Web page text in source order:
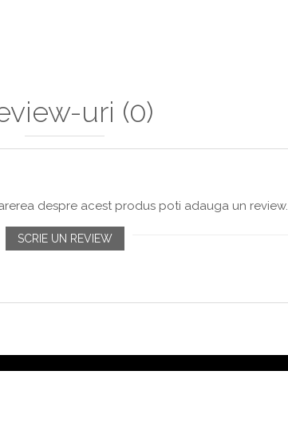
uri (0)
despre acest produs poti adauga un review.
SCRIE UN REVIEW